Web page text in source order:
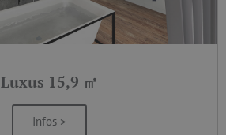
Luxus 15,9 ㎡
Infos >